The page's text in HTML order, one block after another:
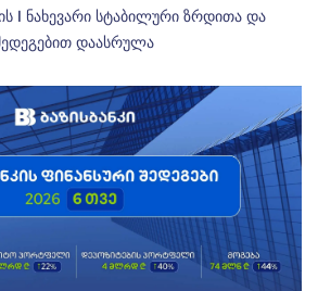
I ნახევარი სტაბილური ზრდითა და
დაასრულა